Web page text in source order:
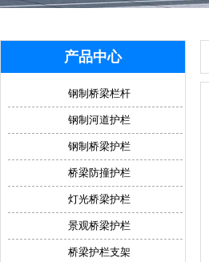
产品中心
钢制桥梁栏杆
钢制河道护栏
钢制桥梁护栏
桥梁防撞护栏
灯光桥梁护栏
景观桥梁护栏
桥梁护栏支架